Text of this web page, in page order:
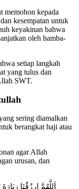
memohon kepada
kesempatan untuk
keyakinan bahwa
oleh hamba-
setiap langkah
yang tulus dan
SWT.
sering diamalkan
berangkat haji atau
agar Allah
urusan, dan
اَللَّهُمَّ ارزُقْنَا